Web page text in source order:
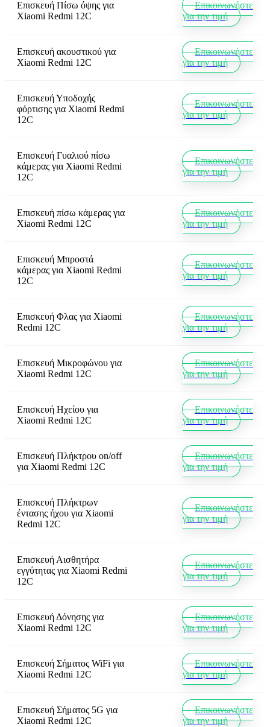
Επισκευή Πίσω όψης για
Xiaomi Redmi 12C
Επικοινωνήστε
για την τιμή
Επισκευή ακουστικού για
Xiaomi Redmi 12C
Επικοινωνήστε
για την τιμή
Επισκευή Υποδοχής
φόρτισης για Xiaomi Redmi
12C
Επικοινωνήστε
για την τιμή
Επισκευή Γυαλιού πίσω
κάμερας για Xiaomi Redmi
12C
Επικοινωνήστε
για την τιμή
Επισκευή πίσω κάμερας για
Xiaomi Redmi 12C
Επικοινωνήστε
για την τιμή
Επισκευή Μπροστά
κάμερας για Xiaomi Redmi
12C
Επικοινωνήστε
για την τιμή
Επισκευή Φλας για Xiaomi
Redmi 12C
Επικοινωνήστε
για την τιμή
Επισκευή Μικροφώνου για
Xiaomi Redmi 12C
Επικοινωνήστε
για την τιμή
Επισκευή Ηχείου για
Xiaomi Redmi 12C
Επικοινωνήστε
για την τιμή
Επισκευή Πλήκτρου on/off
για Xiaomi Redmi 12C
Επικοινωνήστε
για την τιμή
Επισκευή Πλήκτρων
έντασης ήχου για Xiaomi
Redmi 12C
Επικοινωνήστε
για την τιμή
Επισκευή Αισθητήρα
εγγύτητας για Xiaomi Redmi
12C
Επικοινωνήστε
για την τιμή
Επισκευή Δόνησης για
Xiaomi Redmi 12C
Επικοινωνήστε
για την τιμή
Επισκευή Σήματος WiFi για
Xiaomi Redmi 12C
Επικοινωνήστε
για την τιμή
Επισκευή Σήματος 5G για
Xiaomi Redmi 12C
Επικοινωνήστε
για την τιμή